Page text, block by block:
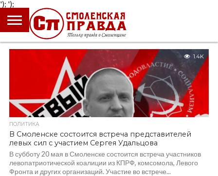
');
ГЛАВНАЯ
НОВОСТИ
ПРОИСШЕСТВИЯ
ПОЛИТИКА
КУЛЬТУРА
ЭКОНОМИКА
ОБЩЕСТВО
БЛОГИ
1.4K
ПОЛИТИКА
В Смоленске состоится встреча представителей
левых сил с участием Сергея Удальцова
В субботу 20 мая в Смоленске состоится встреча участников
левопатриотической коалиции из КПРФ, комсомола, Левого
Фронта и других организаций. Участие во встрече...
');